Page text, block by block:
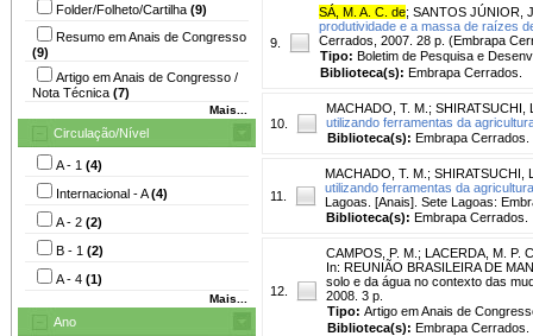
Folder/Folheto/Cartilha (9)
Resumo em Anais de Congresso
(9)
Artigo em Anais de Congresso /
Nota Técnica (7)
Mais...
Circulação/Nível
A - 1 (4)
Internacional - A(4)
A - 2 (2)
B - 1 (2)
A - 4 (1)
Mais...
Ano
9.
SÁ, M. A. C. de; SANTOS JÚNIOR,
produtividade e a massa de raízes
Cerrados, 2007. 28 p. (Embrapa
Tipo: Boletim de Pesquisa e
Biblioteca(s): Embrapa Cerrados.
10.
MACHADO, T. M. ; SHIRATSUCHI,
utilizando ferramentas da
Biblioteca(s): Embrapa Cerrados.
11.
MACHADO, T. M. ; SHIRATSUCHI,
utilizando ferramentas da
Lagoas. [Anais]. Sete Lagoas:
Biblioteca(s): Embrapa Cerrados.
12.
CAMPOS, P. M. ; LACERDA, M. P.
In: REUNIÃO BRASILEIRA DE
solo e da água no contexto das
2008. 3 p.
Tipo: Artigo em Anais de
Biblioteca(s): Embrapa Cerrados.